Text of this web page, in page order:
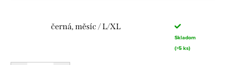
černá, měsíc / L/XL
Skladom
(>5 ks)